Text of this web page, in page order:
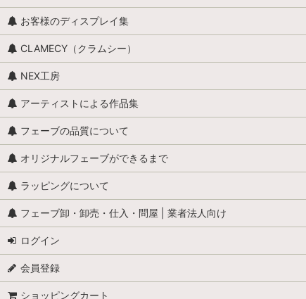
お客様のディスプレイ集
CLAMECY（クラムシー）
NEX工房
アーティストによる作品集
フェーブの品質について
オリジナルフェーブができるまで
ラッピングについて
フェーブ卸・卸売・仕入・問屋 | 業者法人向け
ログイン
会員登録
ショッピングカート